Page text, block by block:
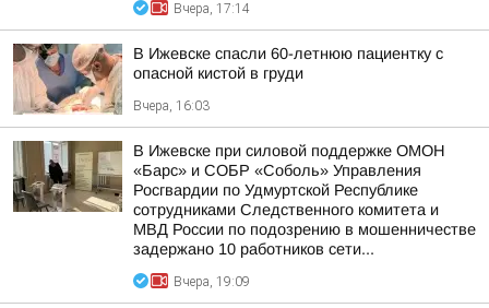
Вчера, 17:14
В Ижевске спасли 60-летнюю пациентку с
опасной кистой в груди
Вчера, 16:03
В Ижевске при силовой поддержке ОМОН
«Барс» и СОБР «Соболь» Управления
Росгвардии по Удмуртской Республике
сотрудниками Следственного комитета и
МВД России по подозрению в мошенничестве
задержано 10 работников сети...
Вчера, 19:09